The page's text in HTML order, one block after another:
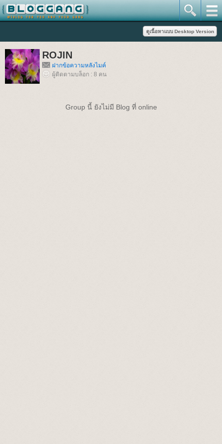
ROJIN
ฝากข้อความหลังไมค์
ผู้ติดตามบล็อก : 8 คน
Group นี้ ยังไม่มี Blog ที่ online